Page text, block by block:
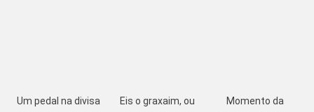
Um pedal na divisa
Eis o graxaim, ou
Momento da